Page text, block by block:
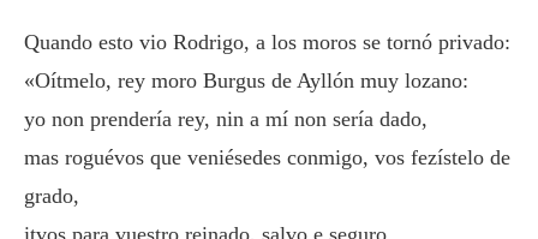
Quando esto vio Rodrigo, a los moros se tornó privado:
«Oítmelo, rey moro Burgus de Ayllón muy lozano:
yo non prendería rey, nin a mí non sería dado,
mas roguévos que veniésedes conmigo, vos fezístelo de
grado,
itvos para vuestro reinado, salvo e seguro